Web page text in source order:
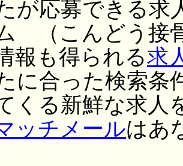
が応募できる求
（こんどう接
報も得られる求
に合った検索条
くる新鮮な求人
ッチメールはあ